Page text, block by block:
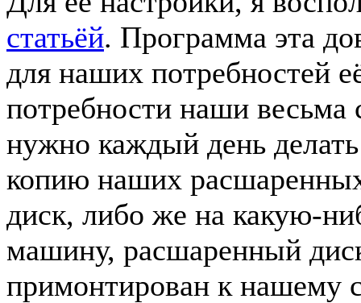
статьёй. Программа эта
для наших потребностей
потребности наши
нужно каждый день
копию наших
диск, либо же на какую-
машину, расшаренный
примонтирован к нашему